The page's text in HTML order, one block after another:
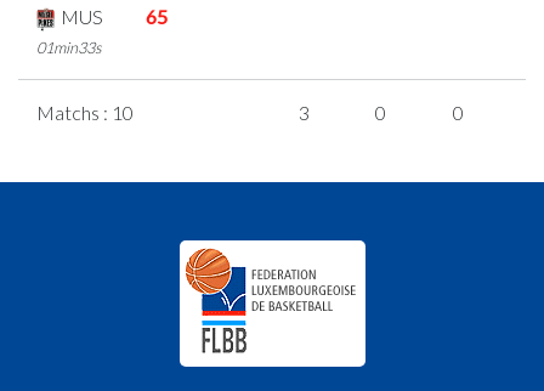
MUS 65
01min33s
Matchs : 10 3 0 0